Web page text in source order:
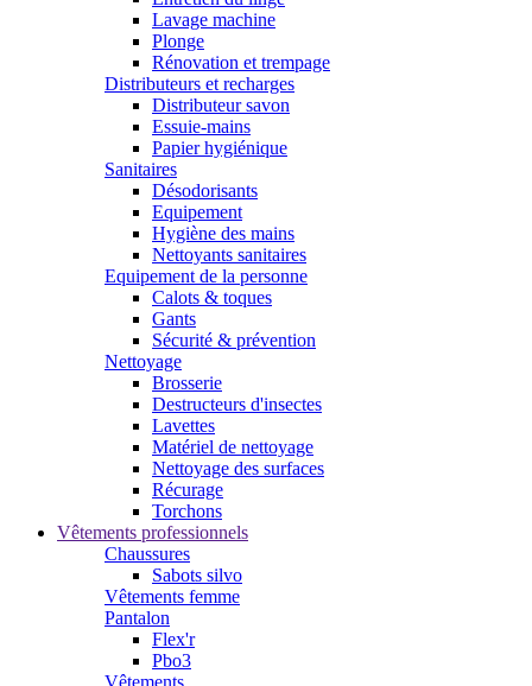
Lavage machine
Plonge
Rénovation et trempage
Distributeurs et recharges
Distributeur savon
Essuie-mains
Papier hygiénique
Sanitaires
Désodorisants
Equipement
Hygiène des mains
Nettoyants sanitaires
Equipement de la personne
Calots & toques
Gants
Sécurité & prévention
Nettoyage
Brosserie
Destructeurs d'insectes
Lavettes
Matériel de nettoyage
Nettoyage des surfaces
Récurage
Torchons
Vêtements professionnels
Chaussures
Sabots silvo
Vêtements femme
Pantalon
Flex'r
Pbo3
Vêtements